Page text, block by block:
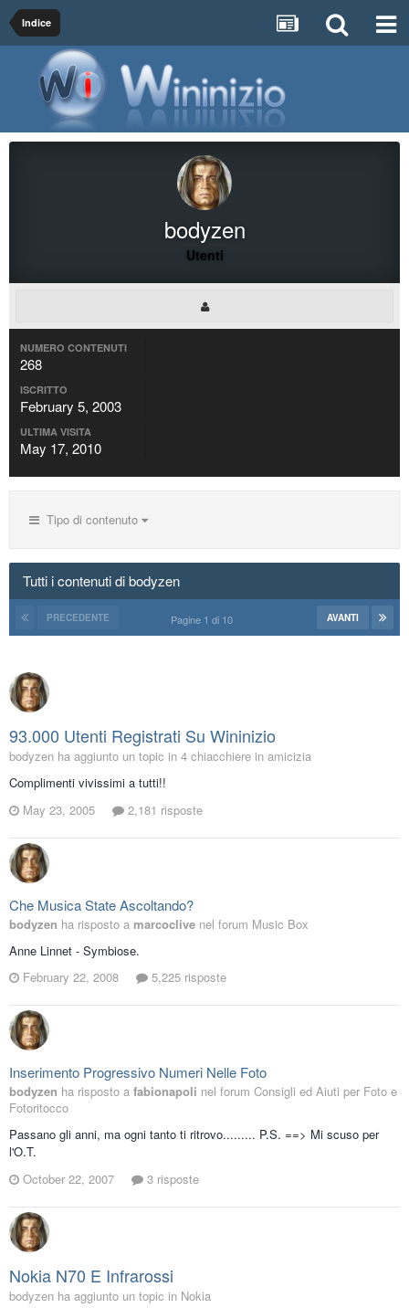
Indice
bodyzen
Utenti
NUMERO CONTENUTI
268
ISCRITTO
February 5, 2003
ULTIMA VISITA
May 17, 2010
Tipo di contenuto
Tutti i contenuti di bodyzen
PRECEDENTE AVANTI
Pagine 1 di 10
93.000 Utenti Registrati Su Wininizio
bodyzen ha aggiunto un topic in 4 chiacchiere in amicizia
Complimenti vivissimi a tutti!!
May 23, 2005
2,181 risposte
Che Musica State Ascoltando?
bodyzen ha risposto a marcoclive nel forum Music Box
Anne Linnet - Symbiose.
February 22, 2008
5,225 risposte
Inserimento Progressivo Numeri Nelle Foto
bodyzen ha risposto a fabionapoli nel forum Consigli ed Aiuti per Foto e
Fotoritocco
Passano gli anni, ma ogni tanto ti ritrovo......... P.S. ==> Mi scuso per
l'O.T.
October 22, 2007
3 risposte
Nokia N70 E Infrarossi
bodyzen ha aggiunto un topic in Nokia